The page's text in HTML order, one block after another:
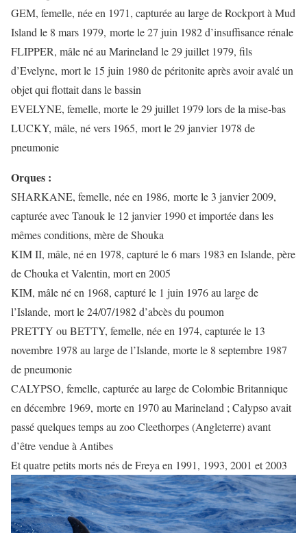
GEM, femelle, née en 1971, capturée au large de Rockport à Mud
Island le 8 mars 1979, morte le 27 juin 1982 d’insuffisance rénale
FLIPPER, mâle né au Marineland le 29 juillet 1979, fils
d’Evelyne, mort le 15 juin 1980 de péritonite après avoir avalé un
objet qui flottait dans le bassin
EVELYNE, femelle, morte le 29 juillet 1979 lors de la mise-bas
LUCKY, mâle, né vers 1965, mort le 29 janvier 1978 de
pneumonie
Orques :
SHARKANE, femelle, née en 1986, morte le 3 janvier 2009,
capturée avec Tanouk le 12 janvier 1990 et importée dans les
mêmes conditions, mère de Shouka
KIM II, mâle, né en 1978, capturé le 6 mars 1983 en Islande, père
de Chouka et Valentin, mort en 2005
KIM, mâle né en 1968, capturé le 1 juin 1976 au large de
l’Islande, mort le 24/07/1982 d’abcès du poumon
PRETTY ou BETTY, femelle, née en 1974, capturée le 13
novembre 1978 au large de l’Islande, morte le 8 septembre 1987
de pneumonie
CALYPSO, femelle, capturée au large de Colombie Britannique
en décembre 1969, morte en 1970 au Marineland ; Calypso avait
passé quelques temps au zoo Cleethorpes (Angleterre) avant
d’être vendue à Antibes
Et quatre petits morts nés de Freya en 1991, 1993, 2001 et 2003